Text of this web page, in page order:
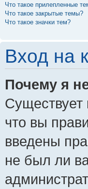
Что такое прилепленные
Что такое закрытые темы?
Что такое значки тем?
Вход на
Почему я
Существует
что вы
введены
не был ли